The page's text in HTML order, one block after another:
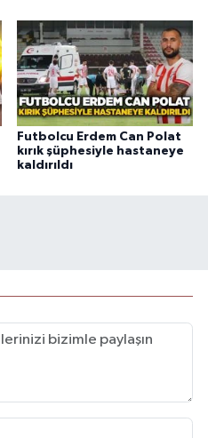
Futbolcu Erdem Can Polat
kırık şüphesiyle hastaneye
kaldırıldı